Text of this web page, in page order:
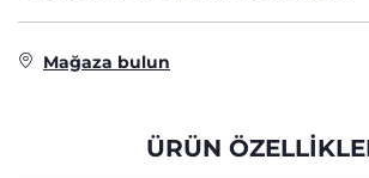
Mağaza bulun
ÜRÜN